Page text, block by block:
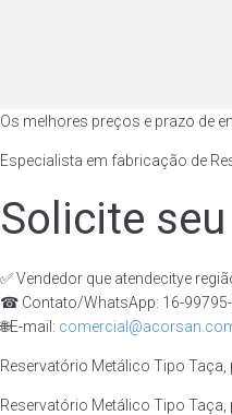
Os melhores preços e prazo de
Especialista em fabricação de
Solicite
✅ Vendedor que atendecitye
☎ Contato/WhatsApp: 16-
🌐E-mail:
Reservatório Metálico Tipo
Reservatório Metálico Tipo Taça,